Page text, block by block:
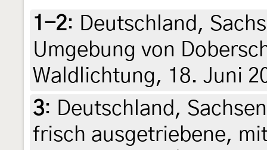
1-2: Deutschland,
Umgebung von
Waldlichtung, 18. Juni
3: Deutschland,
frisch ausgetriebene,